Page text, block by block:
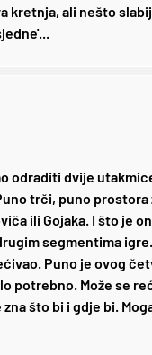
kretnja, ali nešto
odraditi dvije
trči, puno prostora
ili Gojaka. I što je
segmentima
Puno je ovog
potrebno. Može se
što bi i gdje bi.